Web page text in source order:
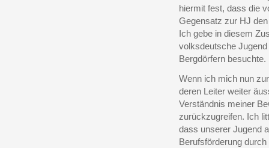
hiermit fest, dass die
Gegensatz zur HJ
Ich gebe in diesem
volksdeutsche
Bergdörfern besuchte.
Wenn ich mich nun
deren Leiter weiter
Verständnis meiner
zurückzugreifen. Ich
dass unserer Jugend
Berufsförderung